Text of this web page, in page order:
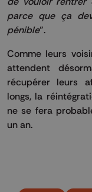
parce que ça
pénible".
Comme leurs
attendent
récupérer leurs
longs, la
ne se fera
un an.